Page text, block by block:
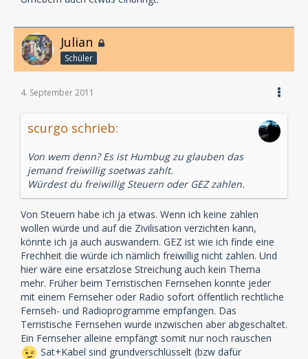
Julian
Schüler
4. September 2011
scurgo schrieb:
Von wem denn? Es ist Humbug zu glauben das
jemand freiwillig soetwas zahlt.
Würdest du freiwillig Steuern oder GEZ zahlen.
Von Steuern habe ich ja etwas. Wenn ich keine zahlen
wollen würde und auf die Zivilisation verzichten kann,
könnte ich ja auch auswandern. GEZ ist wie ich finde eine
Frechheit die würde ich nämlich freiwillig nicht zahlen. Und
hier wäre eine ersatzlose Streichung auch kein Thema
mehr. Früher beim Terristischen Fernsehen konnte jeder
mit einem Fernseher oder Radio sofort öffentlich rechtliche
Fernseh- und Radioprogramme empfangen. Das
Terristische Fernsehen wurde inzwischen aber abgeschaltet.
Ein Fernseher alleine empfängt somit nur noch rauschen
Sat+Kabel sind grundverschlüsselt (bzw dafür